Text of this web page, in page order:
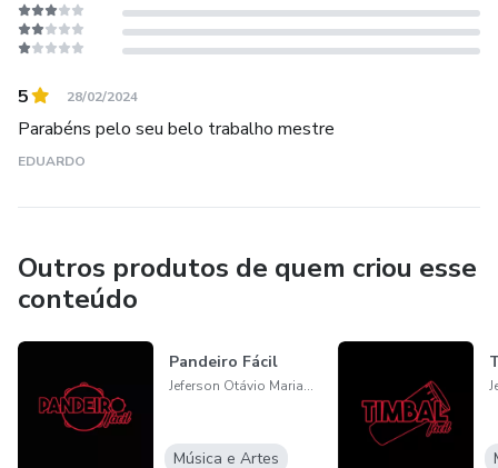
5 28/02/2024
Parabéns pelo seu belo trabalho mestre
EDUARDO
Outros produtos de quem criou esse
conteúdo
Pandeiro Fácil
Jeferson Otávio Mariano Leite Fontana
Música e Artes